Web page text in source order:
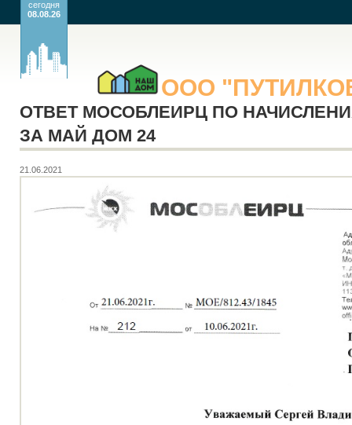
ООО
сегодня
08.08.26
ОТВЕТ МОСОБЛЕИРЦ ПО
ЗА МАЙ ДОМ 24
21.06.2021